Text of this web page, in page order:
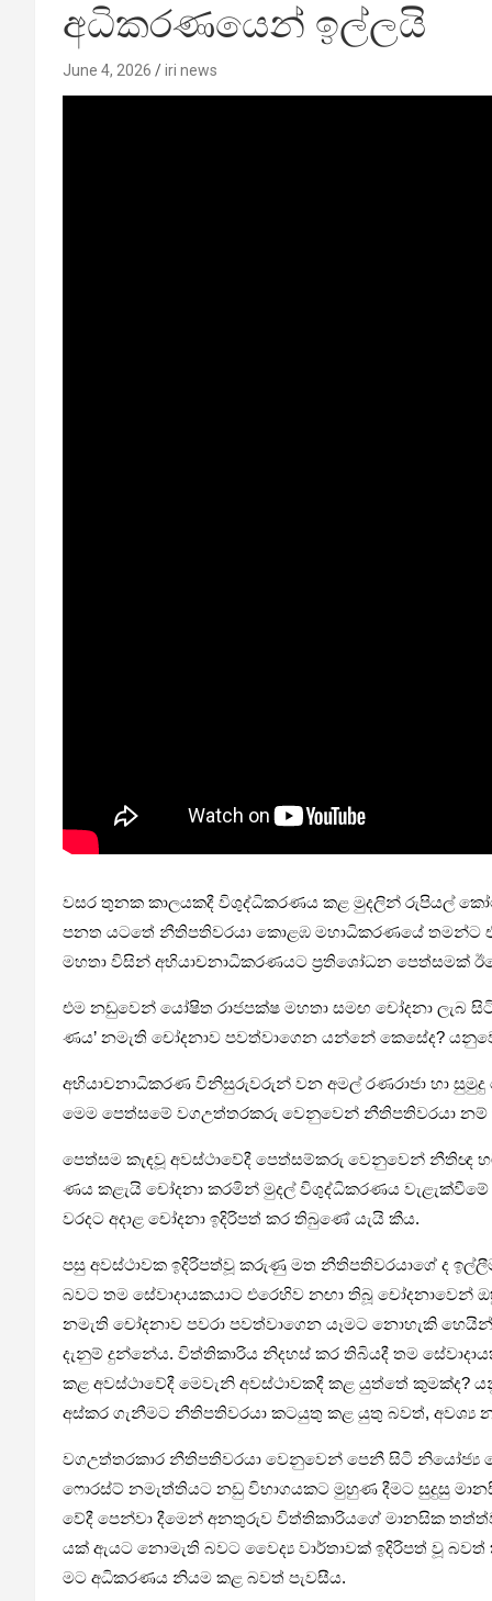
අධිකරණයෙන් ඉල්ලයි
June 4, 2026 iri news
වසර තුනක කාල­ය­කදී විශු­ද්ධි­ක­ර­ණය කළ මුද­ලින් රුපි­යල් කෝටි
පනත යටතේ නීති­ප­ති­ව­රයා කොළඹ මහා­ධි­ක­ර­ණයේ තමන්ට
මහතා විසින් අභි­යා­ච­නා­ධි­ක­ර­ණ­යට ප්‍රති­ශෝ­ධන පෙත්ස­මක්
එම නඩු­වෙන් යෝෂිත රාජ­පක්ෂ මහතා සමඟ චෝදනා ලැබ
ණය’ නමැති චෝද­නාව පව­ත්වා­ගෙන යන්නේ කෙසේද?
අභි­යා­ච­නා­ධි­ක­රණ විනි­සු­රු­ව­රුන් වන අමල් රණ­රාජා හා
මෙම පෙත්සමේ වග­උ­ත්ත­ර­කරු වෙනු­වෙන් නීති­ප­ති­ව­රයා නම්
පෙත්සම කැඳවූ අව­ස්ථා­වේදී පෙත්ස­ම්කරු වෙනු­වෙන් නීතිඥ
ණය කළැයි චෝදනා කර­මින් මුදල් විශු­ද්ධි­ක­ර­ණය වැළැ­ක්වීමේ
වර­දට අදාළ චෝදනා ඉදි­රි­පත් කර තිබුණේ යැයි කීය.
පසු අව­ස්ථා­වක ඉදි­රි­පත්වූ කරුණු මත නීති­ප­ති­ව­ර­යාගේ ද
බවට තම සේවා­දා­ය­ක­යාට එරෙ­හිව නඟා තිබූ චෝද­නා­වෙන්
නමැති චෝද­නාව පවරා පව­ත්වා­ගෙන යෑමට නොහැකි
දැනුම් දුන්නේය. විත්ති­කා­රිය නිද­හස් කර තිබි­යදී තම
කළ අව­ස්ථා­වේදී මෙවැනි අව­ස්ථා­ව­කදී කළ යුත්තේ කුමක්ද?
අස්කර ගැනී­මට නීති­ප­ති­ව­රයා කට­යුතු කළ යුතු බවත්, අවශ්‍ය
වග­උ­ත්ත­ර­කාර නීති­ප­ති­ව­රයා වෙනු­වෙන් පෙනී සිටි
ෆොරස්ට් නමැ­ත්ති­යට නඩු විභා­ග­ය­කට මුහුණ දීමට සුදුසු
වේදී පෙන්වා දීමෙන් අන­තු­රුව විත්ති­කා­රි­යගේ මාන­සික
යක් ඇයට නොමැති බවට වෛද්‍ය වාර්තා­වක් ඉදි­රි­පත් වූ
මට අධි­ක­ර­ණය නියම කළ බවත් පැව­සීය.